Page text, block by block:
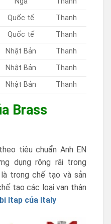
Quốc tế
Thanh
Quốc tế
Thanh
Nhật Bản
Thanh
Nhật Bản
Thanh
Nhật Bản Thanh
Brass
tiêu chuẩn Anh EN
dụng rộng rãi trong
trong chế tạo và sản
tạo các loại van thân
Itap của Italy